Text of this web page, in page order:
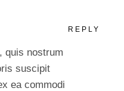
REPLY
quis nostrum
suscipit
ea commodi